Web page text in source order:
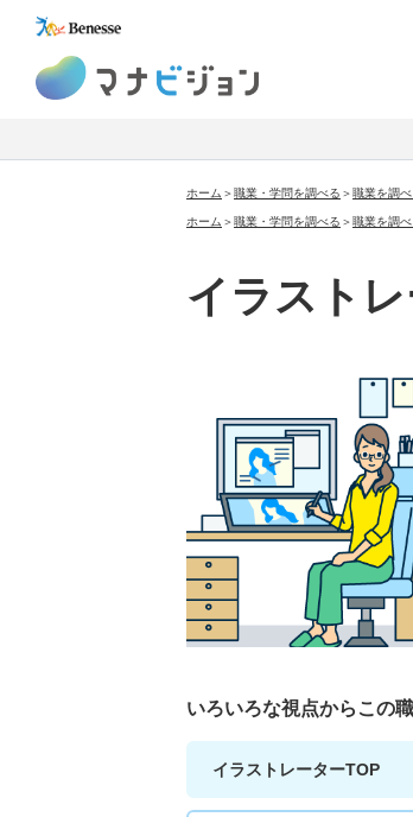
ホーム ＞職業・学問を調べる ＞職業を調べ
ホーム ＞職業・学問を調べる ＞職業を調べ
イラスト
いろいろな視点から この
イラストレーターTOP